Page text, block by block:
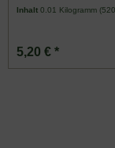
Inhalt0.01 Kilogramm
5,20 € *